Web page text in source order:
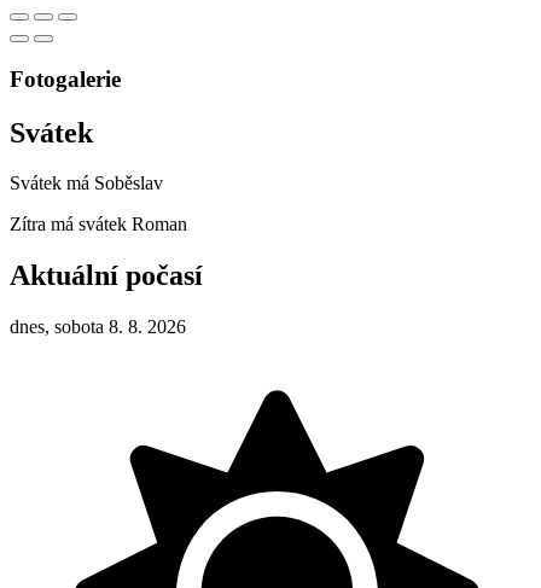
Fotogalerie
Svátek
Svátek má Soběslav
Zítra má svátek Roman
Aktuální počasí
dnes, sobota 8. 8. 2026